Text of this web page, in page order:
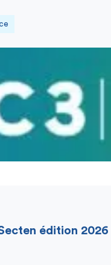
édition 2026